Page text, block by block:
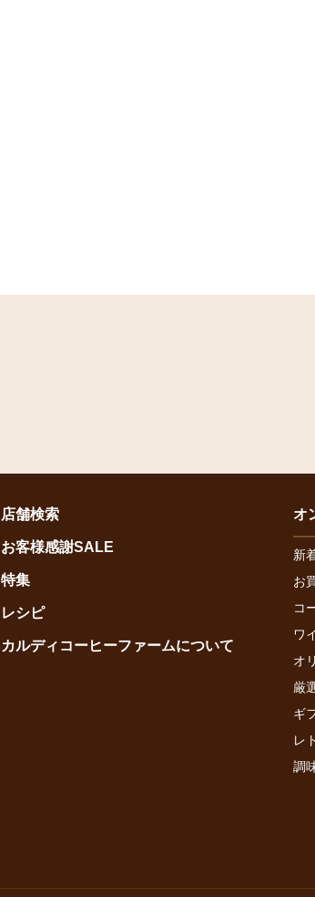
店舗検索
お客様感謝SALE
特集
レシピ
カルディコーヒーファームについて
オ
新
お
コ
ワ
オ
厳
ギ
レ
調